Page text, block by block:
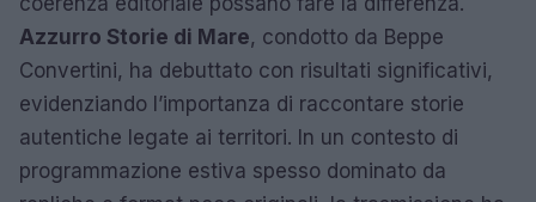
Azzurro Storie di Mare, condotto da Beppe
Convertini, ha debuttato con risultati significativi,
evidenziando l’importanza di raccontare storie
autentiche legate ai territori. In un contesto di
programmazione estiva spesso dominato da